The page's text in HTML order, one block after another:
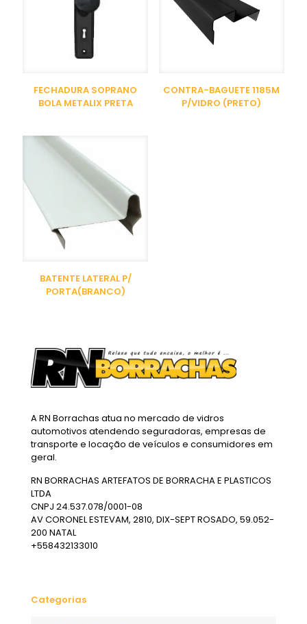
FECHADURA SOPRANO
BOLA METALIX PRETA
CONTRA-BAGUETE 1185M
P/VIDRO (PRETO)
BATENTE LATERAL P/
PORTA(BRANCO)
A RN Borrachas atua no mercado de vidros
automotivos atendendo seguradoras, empresas de
transporte e locação de veículos e consumidores em
geral.
RN BORRACHAS ARTEFATOS DE BORRACHA E PLASTICOS
LTDA
CNPJ 24.537.078/0001-08
AV CORONEL ESTEVAM, 2810, DIX-SEPT ROSADO, 59.052-
200 NATAL
+558432133010
Categorias